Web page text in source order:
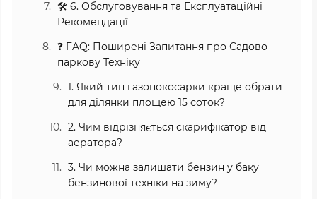
🛠️ 6. Обслуговування та Експлуатаційні
Рекомендації
❓ FAQ: Поширені Запитання про Садово-
паркову Техніку
1. Який тип газонокосарки краще обрати
для ділянки площею 15 соток?
2. Чим відрізняється скарифікатор від
аератора?
3. Чи можна залишати бензин у баку
бензинової техніки на зиму?